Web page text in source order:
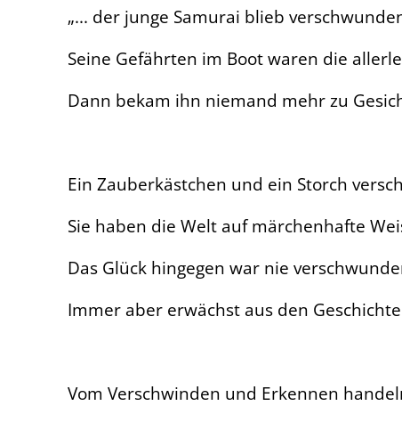
„... der junge Samurai blieb
Seine Gefährten im Boot waren die
Dann bekam ihn niemand mehr zu
Ein Zauberkästchen und ein Storch
Sie haben die Welt auf märchenhafte
Das Glück hingegen war nie
Immer aber erwächst aus den
Vom Verschwinden und Erkennen